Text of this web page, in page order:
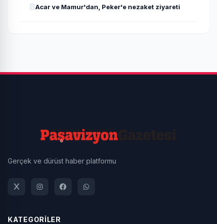
8Acar ve Mamur'dan, Peker'e nezaket ziyareti
Gerçek ve dürüst haber platformu
KATEGORİLER